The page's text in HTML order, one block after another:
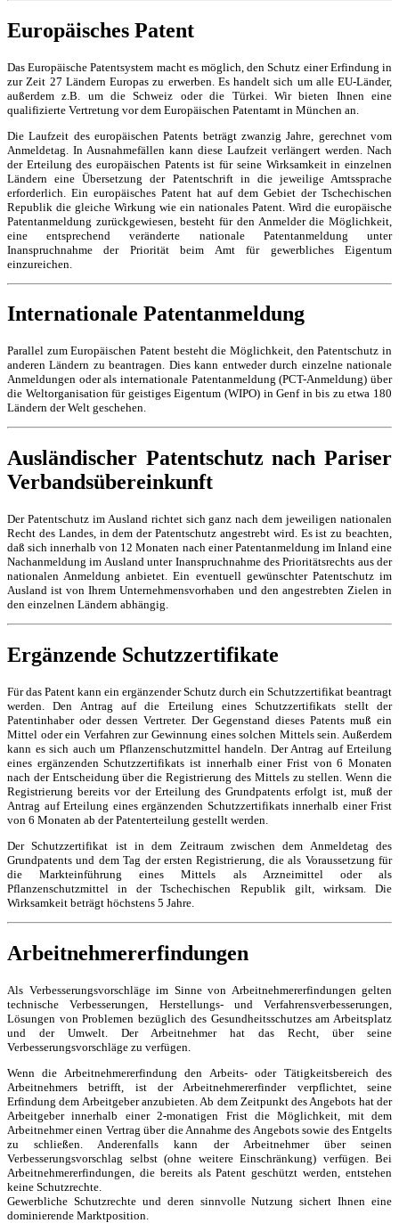
Europäisches Patent
Das Europäische Patentsystem macht es möglich, den Schutz einer Erfindung in
zur Zeit 27 Ländern Europas zu erwerben. Es handelt sich um alle EU-Länder,
außerdem z.B. um die Schweiz oder die Türkei. Wir bieten Ihnen eine
qualifizierte Vertretung vor dem Europäischen Patentamt in München an.
Die Laufzeit des europäischen Patents beträgt zwanzig Jahre, gerechnet vom
Anmeldetag. In Ausnahmefällen kann diese Laufzeit verlängert werden. Nach
der Erteilung des europäischen Patents ist für seine Wirksamkeit in einzelnen
Ländern eine Übersetzung der Patentschrift in die jeweilige Amtssprache
erforderlich. Ein europäisches Patent hat auf dem Gebiet der Tschechischen
Republik die gleiche Wirkung wie ein nationales Patent. Wird die europäische
Patentanmeldung zurückgewiesen, besteht für den Anmelder die Möglichkeit,
eine entsprechend veränderte nationale Patentanmeldung unter
Inanspruchnahme der Priorität beim Amt für gewerbliches Eigentum
einzureichen.
Internationale Patentanmeldung
Parallel zum Europäischen Patent besteht die Möglichkeit, den Patentschutz in
anderen Ländern zu beantragen. Dies kann entweder durch einzelne nationale
Anmeldungen oder als internationale Patentanmeldung (PCT-Anmeldung) über
die Weltorganisation für geistiges Eigentum (WIPO) in Genf in bis zu etwa 180
Ländern der Welt geschehen.
Ausländischer Patentschutz nach Pariser
Verbandsübereinkunft
Der Patentschutz im Ausland richtet sich ganz nach dem jeweiligen nationalen
Recht des Landes, in dem der Patentschutz angestrebt wird. Es ist zu beachten,
daß sich innerhalb von 12 Monaten nach einer Patentanmeldung im Inland eine
Nachanmeldung im Ausland unter Inanspruchnahme des Prioritätsrechts aus der
nationalen Anmeldung anbietet. Ein eventuell gewünschter Patentschutz im
Ausland ist von Ihrem Unternehmensvorhaben und den angestrebten Zielen in
den einzelnen Ländern abhängig.
Ergänzende Schutzzertifikate
Für das Patent kann ein ergänzender Schutz durch ein Schutzzertifikat beantragt
werden. Den Antrag auf die Erteilung eines Schutzzertifikats stellt der
Patentinhaber oder dessen Vertreter. Der Gegenstand dieses Patents muß ein
Mittel oder ein Verfahren zur Gewinnung eines solchen Mittels sein. Außerdem
kann es sich auch um Pflanzenschutzmittel handeln. Der Antrag auf Erteilung
eines ergänzenden Schutzzertifikats ist innerhalb einer Frist von 6 Monaten
nach der Entscheidung über die Registrierung des Mittels zu stellen. Wenn die
Registrierung bereits vor der Erteilung des Grundpatents erfolgt ist, muß der
Antrag auf Erteilung eines ergänzenden Schutzzertifikats innerhalb einer Frist
von 6 Monaten ab der Patenterteilung gestellt werden.
Der Schutzzertifikat ist in dem Zeitraum zwischen dem Anmeldetag des
Grundpatents und dem Tag der ersten Registrierung, die als Voraussetzung für
die Markteinführung eines Mittels als Arzneimittel oder als
Pflanzenschutzmittel in der Tschechischen Republik gilt, wirksam. Die
Wirksamkeit beträgt höchstens 5 Jahre.
Arbeitnehmererfindungen
Als Verbesserungsvorschläge im Sinne von Arbeitnehmererfindungen gelten
technische Verbesserungen, Herstellungs- und Verfahrensverbesserungen,
Lösungen von Problemen bezüglich des Gesundheitsschutzes am Arbeitsplatz
und der Umwelt. Der Arbeitnehmer hat das Recht, über seine
Verbesserungsvorschläge zu verfügen.
Wenn die Arbeitnehmererfindung den Arbeits- oder Tätigkeitsbereich des
Arbeitnehmers betrifft, ist der Arbeitnehmererfinder verpflichtet, seine
Erfindung dem Arbeitgeber anzubieten. Ab dem Zeitpunkt des Angebots hat der
Arbeitgeber innerhalb einer 2-monatigen Frist die Möglichkeit, mit dem
Arbeitnehmer einen Vertrag über die Annahme des Angebots sowie des Entgelts
zu schließen. Anderenfalls kann der Arbeitnehmer über seinen
Verbesserungsvorschlag selbst (ohne weitere Einschränkung) verfügen. Bei
Arbeitnehmererfindungen, die bereits als Patent geschützt werden, entstehen
keine Schutzrechte.
Gewerbliche Schutzrechte und deren sinnvolle Nutzung sichert Ihnen eine
dominierende Marktposition.